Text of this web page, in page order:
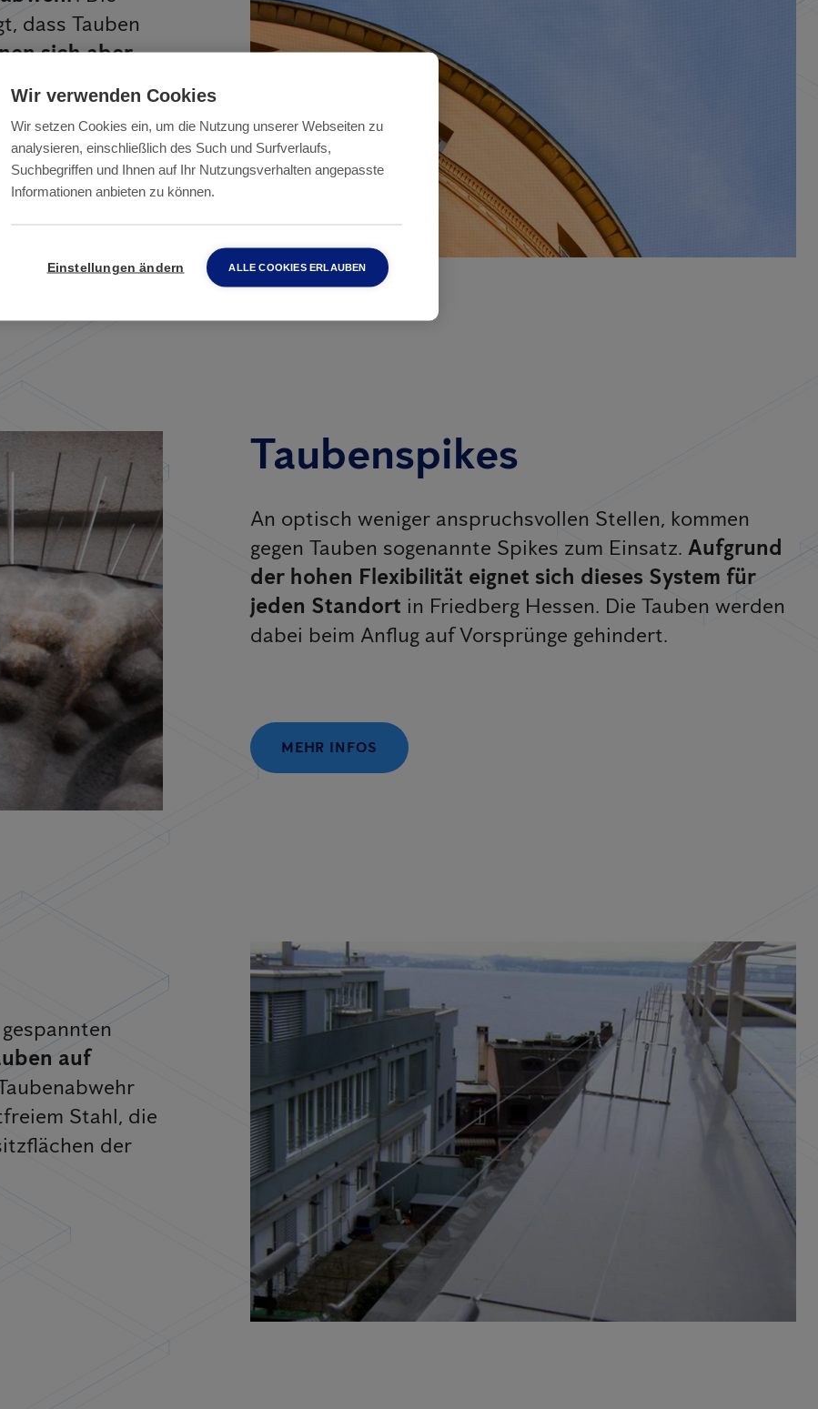
dass Tauben
sich aber
ist
nicht die
Taubenspikes
An optisch weniger anspruchsvollen Stellen, kommen
gegen Tauben sogenannte Spikes zum Einsatz. Aufgrund
der hohen Flexibilität eignet sich dieses System für
jeden Standort in Friedberg Hessen. Die Tauben werden
dabei beim Anflug auf Vorsprünge gehindert.
MEHR INFOS
auf
Stahl, die
der
Wir verwenden Cookies
Wir setzen Cookies ein, um die Nutzung unserer Webseiten zu
analysieren, einschließlich des Such und Surfverlaufs,
Suchbegriffen und Ihnen auf Ihr Nutzungsverhalten angepasste
Informationen anbieten zu können.
Einstellungen ändern ALLE COOKIES ERLAUBEN